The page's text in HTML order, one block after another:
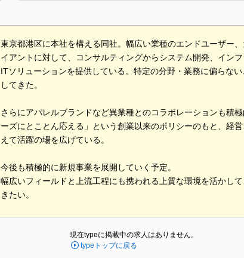
東京都港区に本社を構える同社。幅広い業種のエンドユーザー
イアントに対して、コンサルティングからシステム開発、イン
ITソリューションを提供している。特定の分野・業務に偏らな
してきた。
さらにアパレルブランドなど異業種とのコラボレーションも積
ーズにとことん応える」という創業以来のポリシーのもと、経
えて活躍の場を広げている。
今後も積極的に新規事業を展開していく予定。
幅広いフィールドと上流工程にも携われる上質な環境を活かし
きたい。
現在typeに掲載中の求人はありません。
typeトップに戻る